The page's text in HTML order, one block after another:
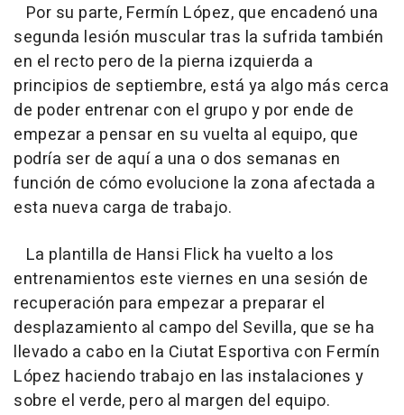
Por su parte, Fermín López, que encadenó una
segunda lesión muscular tras la sufrida también
en el recto pero de la pierna izquierda a
principios de septiembre, está ya algo más cerca
de poder entrenar con el grupo y por ende de
empezar a pensar en su vuelta al equipo, que
podría ser de aquí a una o dos semanas en
función de cómo evolucione la zona afectada a
esta nueva carga de trabajo.
La plantilla de Hansi Flick ha vuelto a los
entrenamientos este viernes en una sesión de
recuperación para empezar a preparar el
desplazamiento al campo del Sevilla, que se ha
llevado a cabo en la Ciutat Esportiva con Fermín
López haciendo trabajo en las instalaciones y
sobre el verde, pero al margen del equipo.